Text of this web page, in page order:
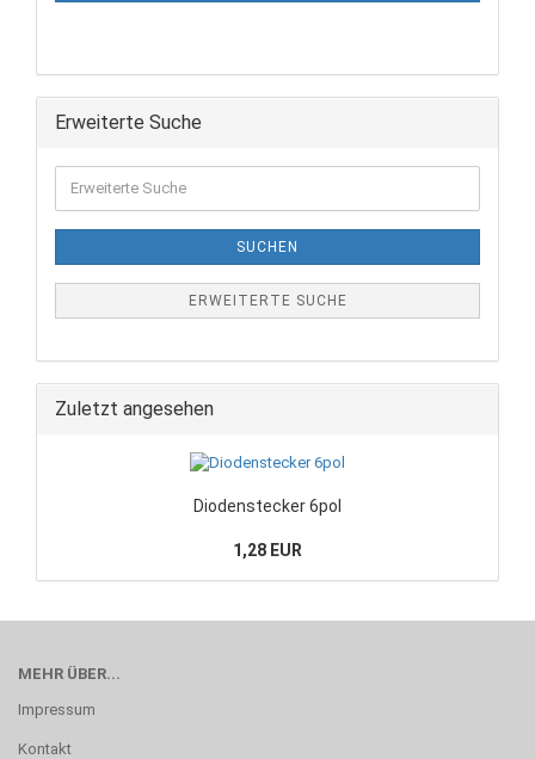
Erweiterte Suche
SUCHEN
ERWEITERTE SUCHE
Zuletzt angesehen
Diodenstecker 6pol
1,28 EUR
MEHR ÜBER...
Impressum
Kontakt